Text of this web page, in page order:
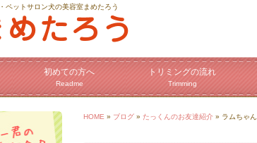
ペットサロン犬の美容室まめたろう
初めての方へ
Readme
トリミングの流れ
Trimming
HOME » ブログ » たっくんのお友達紹介 » ラムちゃん